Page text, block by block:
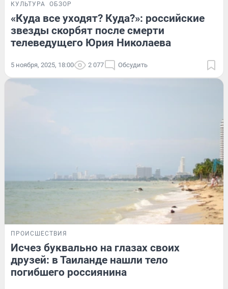
КУЛЬТУРА ОБЗОР
«Куда все уходят? Куда?»: российские
звезды скорбят после смерти
телеведущего Юрия Николаева
5 ноября, 2025, 18:00 2 077 Обсудить
ПРОИСШЕСТВИЯ
Исчез буквально на глазах своих
друзей: в Таиланде нашли тело
погибшего россиянина